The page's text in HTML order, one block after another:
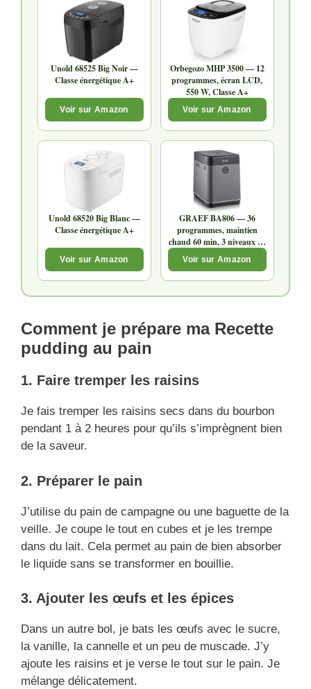
Unold 68525 Big Noir —
Classe énergétique A+
Voir sur Amazon
Orbegozo MHP 3500 — 12
programmes, écran LCD,
550 W, Classe A+
Voir sur Amazon
Unold 68520 Big Blanc —
Classe énergétique A+
Voir sur Amazon
GRAEF BA806 — 36
programmes, maintien
chaud 60 min, 3 niveaux de
brunissage
Voir sur Amazon
Comment je prépare ma Recette
pudding au pain
1. Faire tremper les raisins
Je fais tremper les raisins secs dans du bourbon
pendant 1 à 2 heures pour qu’ils s’imprègnent bien
de la saveur.
2. Préparer le pain
J’utilise du pain de campagne ou une baguette de la
veille. Je coupe le tout en cubes et je les trempe
dans du lait. Cela permet au pain de bien absorber
le liquide sans se transformer en bouillie.
3. Ajouter les œufs et les épices
Dans un autre bol, je bats les œufs avec le sucre,
la vanille, la cannelle et un peu de muscade. J’y
ajoute les raisins et je verse le tout sur le pain. Je
mélange délicatement.